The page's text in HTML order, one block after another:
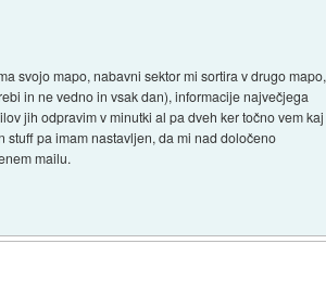
svojo mapo, nabavni sektor mi sortira v drugo mapo,
in ne vedno in vsak dan), informacije največjega
jih odpravim v minutki al pa dveh ker točno vem kaj
pa imam nastavljen, da mi nad določeno
mailu.